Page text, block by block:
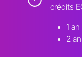
crédits
1
2